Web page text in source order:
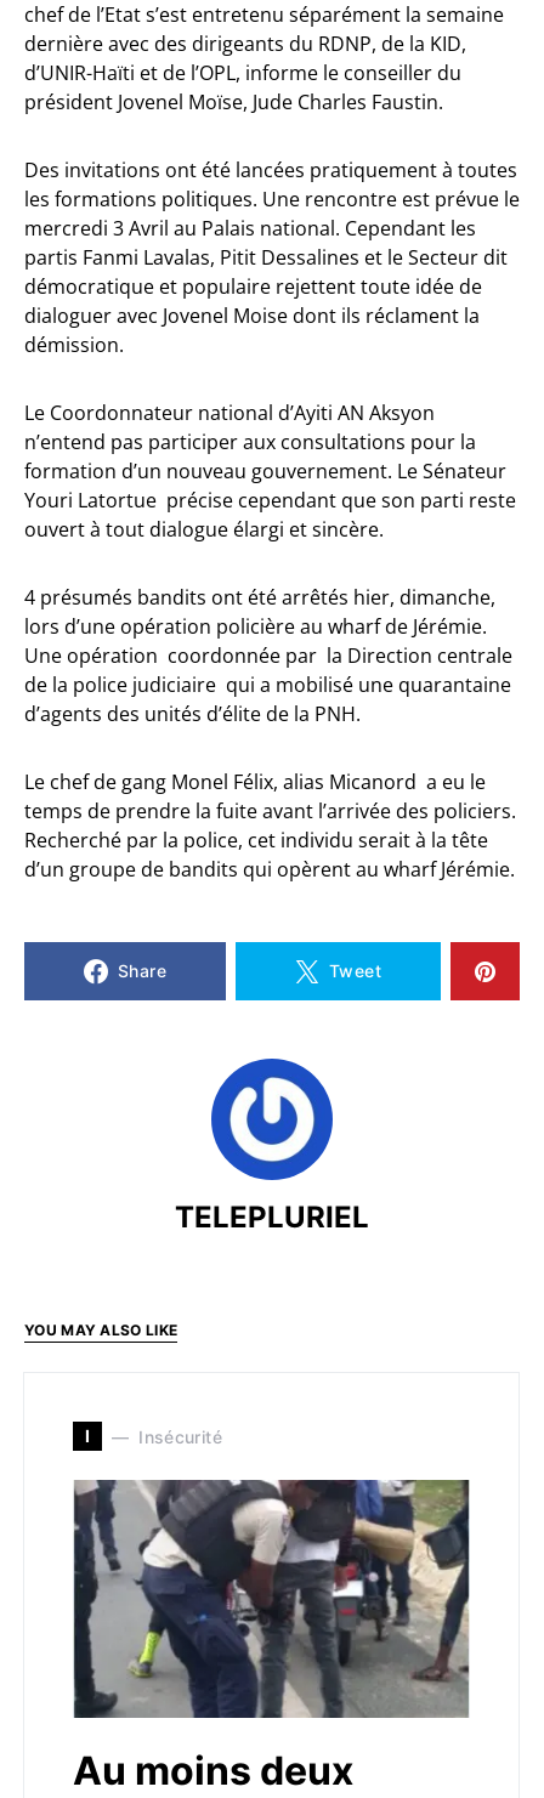
chef de l’Etat s’est entretenu séparément la semaine
dernière avec des dirigeants du RDNP, de la KID,
d’UNIR-Haïti et de l’OPL, informe le conseiller du
président Jovenel Moïse, Jude Charles Faustin.
Des invitations ont été lancées pratiquement à toutes
les formations politiques. Une rencontre est prévue le
mercredi 3 Avril au Palais national. Cependant les
partis Fanmi Lavalas, Pitit Dessalines et le Secteur dit
démocratique et populaire rejettent toute idée de
dialoguer avec Jovenel Moise dont ils réclament la
démission.
Le Coordonnateur national d’Ayiti AN Aksyon
n’entend pas participer aux consultations pour la
formation d’un nouveau gouvernement. Le Sénateur
Youri Latortue précise cependant que son parti reste
ouvert à tout dialogue élargi et sincère.
4 présumés bandits ont été arrêtés hier, dimanche,
lors d’une opération policière au wharf de Jérémie.
Une opération coordonnée par la Direction centrale
de la police judiciaire qui a mobilisé une quarantaine
d’agents des unités d’élite de la PNH.
Le chef de gang Monel Félix, alias Micanord a eu le
temps de prendre la fuite avant l’arrivée des policiers.
Recherché par la police, cet individu serait à la tête
d’un groupe de bandits qui opèrent au wharf Jérémie.
Share Tweet
TELEPLURIEL
YOU MAY ALSO LIKE
I Insécurité
Au moins deux